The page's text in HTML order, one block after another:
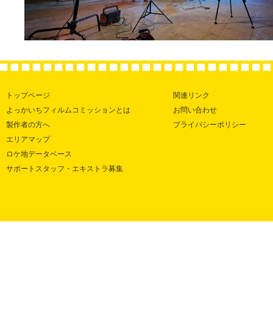
トップページ
よっかいちフィルムコミッションとは
製作者の方へ
エリアマップ
ロケ地データベース
サポートスタッフ・エキストラ募集
関連リンク
お問い合わせ
プライバシーポリシー